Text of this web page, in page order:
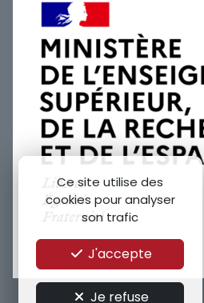
Ce site utilise des
cookies pour analyser
son trafic
J'accepte
Je refuse